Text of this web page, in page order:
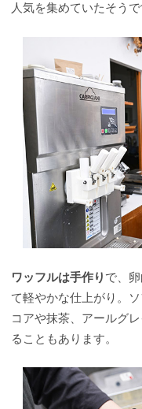
人気を集めていたそうで
ワッフルは手作り で、
て軽やかな仕上がり。
コアや抹茶、アールグ
ることもあります。